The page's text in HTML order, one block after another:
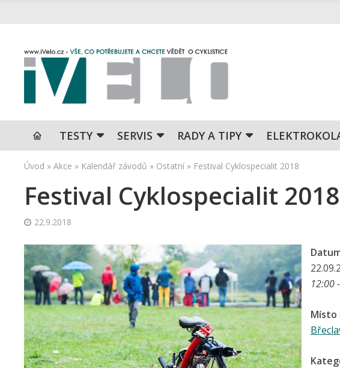
TESTY SERVIS RADY A TIPY
Úvod » Akce » Kalendář závodů » Ostatní » Festival Cyklospecialit 2018
Festival Cyklospecialit 2018
22.9.2018
12:00
Místo